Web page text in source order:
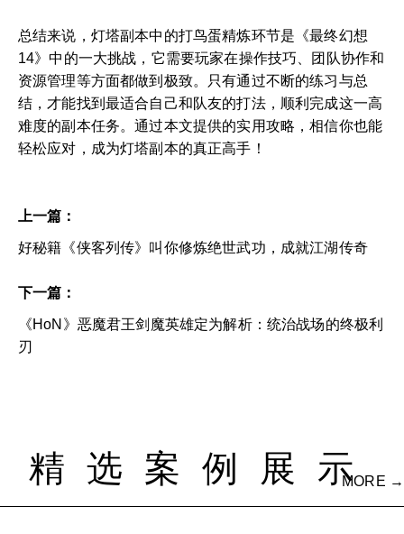
总结来说，灯塔副本中的打鸟蛋精炼环节是《最终幻想
14》中的一大挑战，它需要玩家在操作技巧、团队协作和
资源管理等方面都做到极致。只有通过不断的练习与总
结，才能找到最适合自己和队友的打法，顺利完成这一高
难度的副本任务。通过本文提供的实用攻略，相信你也能
轻松应对，成为灯塔副本的真正高手！
上一篇：
好秘籍《侠客列传》叫你修炼绝世武功，成就江湖传奇
下一篇：
《HoN》恶魔君王剑魔英雄定为解析：统治战场的终极利
刃
精选案例展示MORE →